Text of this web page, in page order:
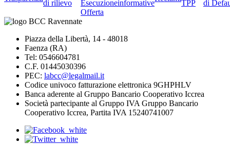
di rilievo
Esecuzione
Offerta
informative
TPP
di
Piazza della Libertà, 14 - 48018
Faenza (RA)
Tel: 0546604781
C.F. 01445030396
PEC: labcc@legalmail.it
Codice univoco fatturazione elettronica 9GHPHLV
Banca aderente al Gruppo Bancario Cooperativo Iccrea
Società partecipante al Gruppo IVA Gruppo Bancario
Cooperativo Iccrea, Partita IVA 15240741007